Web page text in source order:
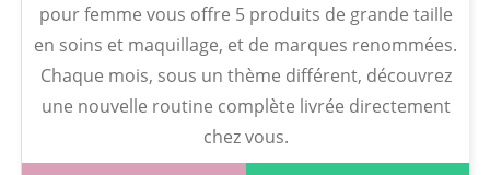
pour femme vous offre 5 produits de grande taille
en soins et maquillage, et de marques renommées.
Chaque mois, sous un thème différent, découvrez
une nouvelle routine complète livrée directement
chez vous.